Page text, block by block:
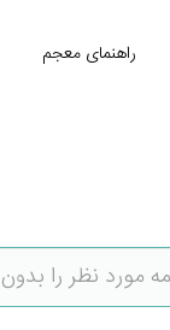
راهنمای معجم